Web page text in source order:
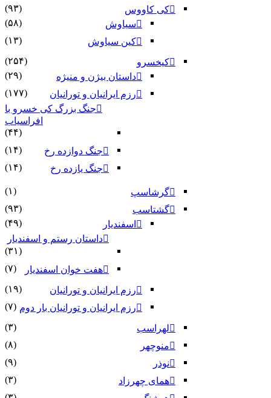
کی کاووس
(۹۳)
سیاوش
(۵۸)
کین سیاوش
(۱۳)
کیخسرو
(۲۵۴)
داستان بیژن و منیژه
(۲۹)
رزم ایرانیان و تورانیان
(۱۷۷)
جنگ بزرگ کی خسرو با
افراسیاب
(۴۴)
جنگ دوازده رخ
(۱۴)
جنگ یازده رخ
(۱۴)
گرشاسپ
(۱)
گشتاسب
(۹۳)
اسفندیار
(۴۹)
داستان رستم و اسفندیار
(۳۱)
هفت خوان اسفندیار
(۷)
رزم ایرانیان و تورانیان
(۱۹)
رزم ایرانیان و تورانیان بار دوم (۷)
لهراسب
(۳)
منوچهر
(۸)
نوذر
(۹)
هماى چهرزاد
(۳)